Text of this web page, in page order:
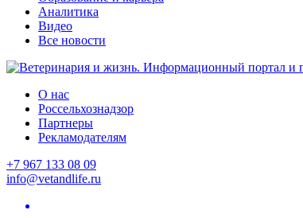
Аналитика
Видео
Все новости
О нас
Россельхознадзор
Партнеры
Рекламодателям
+7 967 133 08 09
info@vetandlife.ru